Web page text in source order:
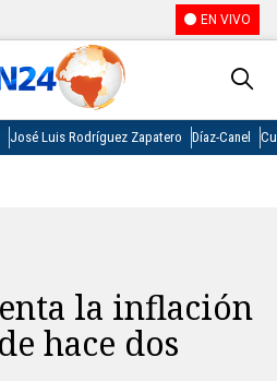
EN VIVO
José Luis Rodríguez Zapatero Díaz-Canel
la inflación
hace dos